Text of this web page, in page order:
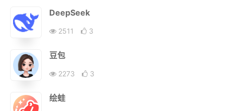
DeepSeek
2511 3
豆包
2273 3
绘蛙